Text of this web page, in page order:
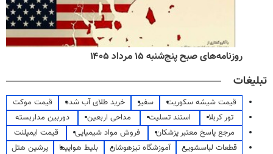
روزنامه‌های صبح پنج‌شنبه ۱۵ مرداد ۱۴۰۵
تبلیغات
قیمت شیشه سکوریت سفیر خرید طلای آب شده
قیمت موکت
تور کربلا
استند تسلیت مداحی اربعین
دوربین مداربسته
مرجع پاسخ معتبر پزشکان
فروش مواد شیمیایی
قیمت ایمپلنت
قطعات لباسشویی
آموزشگاه تیزهوشان بلیط هواپیما
پرشین هتل